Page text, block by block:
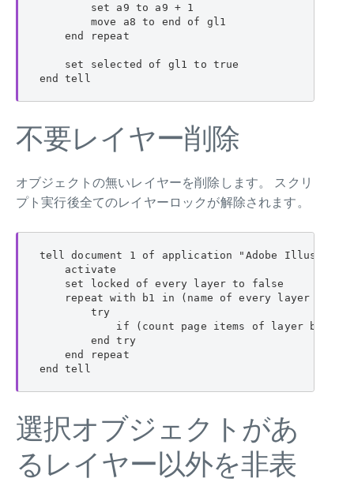
        set a9 to a9 + 1
        move a8 to end of gl1
    end repeat
    set selected of gl1 to true
end tell
不要レイヤー削除
オブジェクトの無いレイヤーを削除します。 スクリ
プト実行後全てのレイヤーロックが解除されます。
tell document 1 of application "Adobe
    activate
    set locked of every layer to false
repeat with b1 in (name of every layer as
        try
if (count page items of layer b1) =
        end try
    end repeat
end tell
選択オブジェクトがあ
るレイヤー以外を非表